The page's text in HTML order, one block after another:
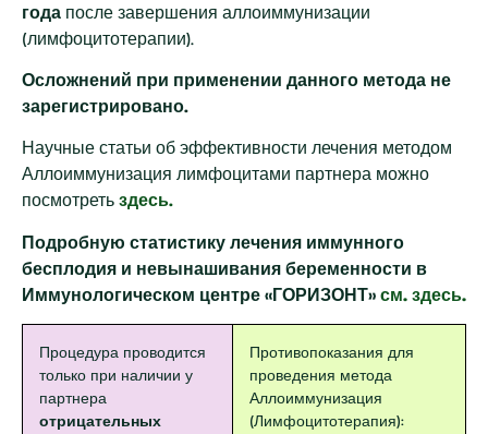
года после завершения аллоиммунизации
(лимфоцитотерапии).
Осложнений при применении данного метода не
зарегистрировано.
Научные статьи об эффективности лечения методом
Аллоиммунизация лимфоцитами партнера можно
посмотреть здесь.
Подробную статистику лечения иммунного
бесплодия и невынашивания беременности в
Иммунологическом центре «ГОРИЗОНТ» см. здесь.
Процедура проводится
только при наличии у
партнера
отрицательных
Противопоказания для
проведения метода
Аллоиммунизация
(Лимфоцитотерапия):